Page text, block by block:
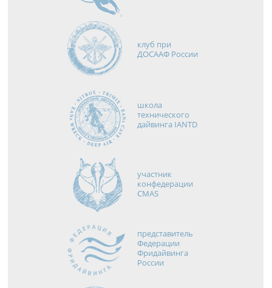
клуб при
ДОСААФ России
школа
технического
дайвинга IANTD
участник
конфедерации
CMAS
представитель
Федерации
Фридайвинга
России